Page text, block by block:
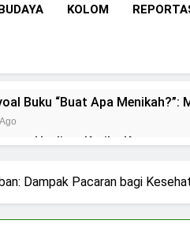
KOLOM
Buku “Buat Apa Menikah?”:
Healing: Ketika
Prinsip di Tengah Arus
dan Inspirasi Perempuan
Dampak Pacaran bagi